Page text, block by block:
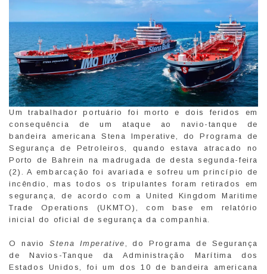
Um trabalhador portuário foi morto e dois feridos em
consequência de um ataque ao navio-tanque de
bandeira americana Stena Imperative, do Programa de
Segurança de Petroleiros, quando estava atracado no
Porto de Bahrein na madrugada de desta segunda-feira
(2). A embarcação foi avariada e sofreu um princípio de
incêndio, mas todos os tripulantes foram retirados em
segurança, de acordo com a United Kingdom Maritime
Trade Operations (UKMTO), com base em relatório
inicial do oficial de segurança da companhia.
O navioStena Imperative, do Programa de Segurança
de Navios-Tanque da Administração Marítima dos
Estados Unidos, foi um dos 10 de bandeira americana